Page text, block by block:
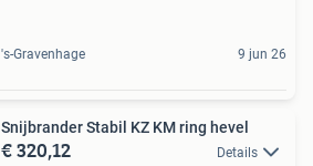
's-Gravenhage 9 jun 26
Snijbrander Stabil KZ KM ring hevel
€ 320,12 Details